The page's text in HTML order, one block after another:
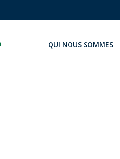
QUI NOUS SOMMES